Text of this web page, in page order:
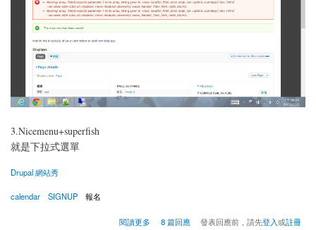
3.Nicemenu+superfish
就是下拉式選單
Drupal 網站秀
calendar SIGNUP 報名
閱讀更多 8 篇回應 發表回應前，請先登入或註冊